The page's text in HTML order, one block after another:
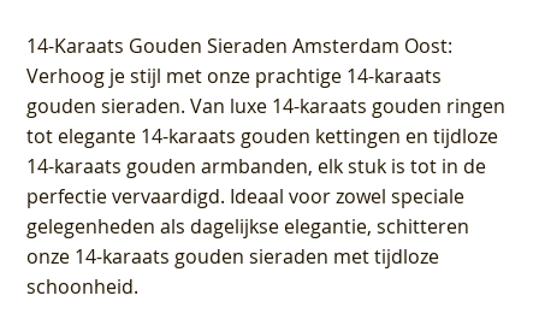
14-Karaats Gouden Sieraden Amsterdam Oost:
Verhoog je stijl met onze prachtige 14-karaats
gouden sieraden. Van luxe 14-karaats gouden ringen
tot elegante 14-karaats gouden kettingen en tijdloze
14-karaats gouden armbanden, elk stuk is tot in de
perfectie vervaardigd. Ideaal voor zowel speciale
gelegenheden als dagelijkse elegantie, schitteren
onze 14-karaats gouden sieraden met tijdloze
schoonheid.